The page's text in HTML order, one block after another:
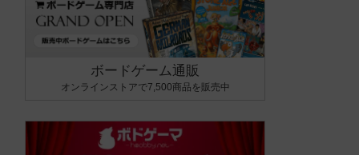
ボードゲーム通販
オンラインストアで7,500商品を販売中